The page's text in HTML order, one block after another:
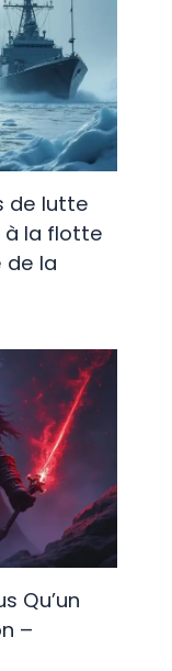
de lutte
à la flotte
de la
Qu’un
–